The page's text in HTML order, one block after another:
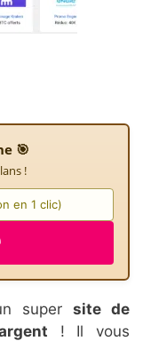
🎯
!
super site de
! Il vous